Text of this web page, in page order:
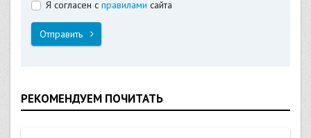
Я согласен с правилами сайта
Отправить
РЕКОМЕНДУЕМ ПОЧИТАТЬ